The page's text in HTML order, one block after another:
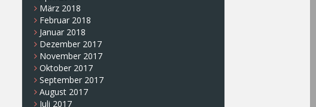
März 2018
Februar 2018
Januar 2018
Dezember 2017
November 2017
Oktober 2017
September 2017
August 2017
Juli 2017